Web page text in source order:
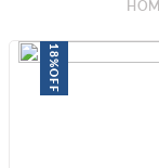
18%
OFF